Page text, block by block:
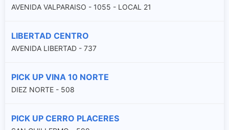
AVENIDA VALPARAISO - 1055 - LOCAL 21
LIBERTAD CENTRO
AVENIDA LIBERTAD - 737
PICK UP VINA 10 NORTE
DIEZ NORTE - 508
PICK UP CERRO PLACERES